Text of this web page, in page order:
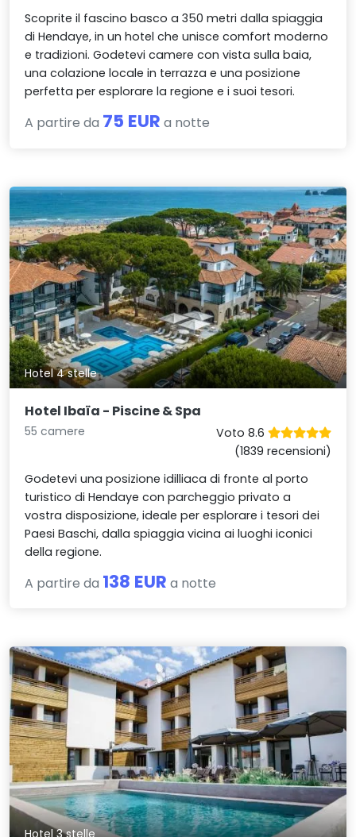
Scoprite il fascino basco a 350 metri dalla spiaggia
di Hendaye, in un hotel che unisce comfort moderno
e tradizioni. Godetevi camere con vista sulla baia,
una colazione locale in terrazza e una posizione
perfetta per esplorare la regione e i suoi tesori.
A partire da 75 EUR a notte
Hotel 4 stelle
Hotel Ibaïa - Piscine & Spa
55 camere
Voto 8.6
(1839 recensioni)
Godetevi una posizione idilliaca di fronte al porto
turistico di Hendaye con parcheggio privato a
vostra disposizione, ideale per esplorare i tesori dei
Paesi Baschi, dalla spiaggia vicina ai luoghi iconici
della regione.
A partire da 138 EUR a notte
Hotel 3 stelle